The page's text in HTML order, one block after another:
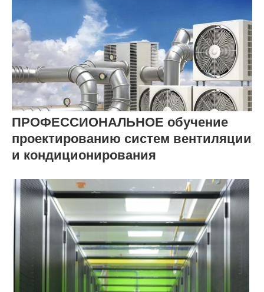
ПРОФЕССИОНАЛЬНОЕ обучение
проектированию систем вентиляции
и кондиционирования